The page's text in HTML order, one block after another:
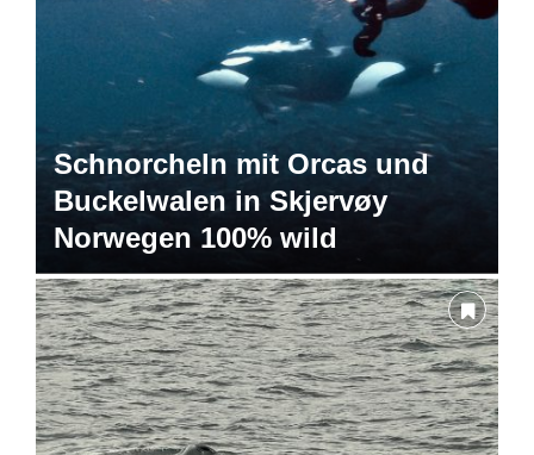
Schnorcheln mit Orcas und
Buckelwalen in Skjervøy
Norwegen 100% wild